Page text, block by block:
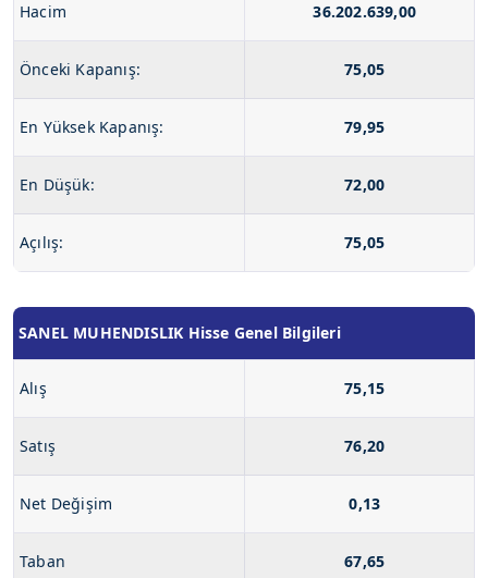
Hacim 36.202.639,00
Önceki Kapanış: 75,05
En Yüksek Kapanış: 79,95
En Düşük: 72,00
Açılış: 75,05
SANEL MUHENDISLIK Hisse Genel Bilgileri
Alış 75,15
Satış 76,20
Net Değişim 0,13
Taban 67,65